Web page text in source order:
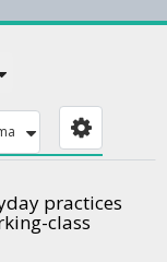
practices
class